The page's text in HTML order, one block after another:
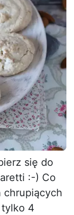
się do
:-) Co
tylko 4